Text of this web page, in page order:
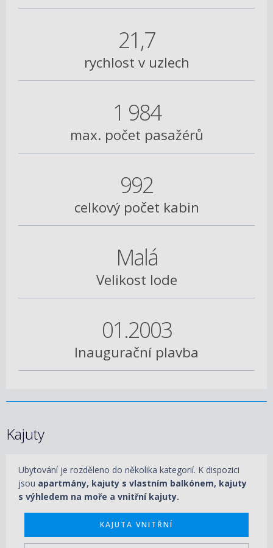
21,7
rychlost v uzlech
1 984
max. počet pasažérů
992
celkový počet kabin
Malá
Velikost lode
01.2003
Inaugurační plavba
Kajuty
Ubytování je rozděleno do několika kategorií. K dispozici
jsou apartmány, kajuty s vlastním balkónem, kajuty
s výhledem na moře a vnitřní kajuty.
KAJUTA VNITŘNÍ